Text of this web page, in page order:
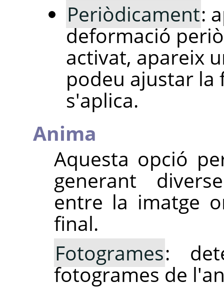
Periòdicament:
deformació
activat, apareix
podeu ajustar la
s'aplica.
Anima
Aquesta opció
generant
entre la imatge
final.
Fotogrames:
fotogrames de